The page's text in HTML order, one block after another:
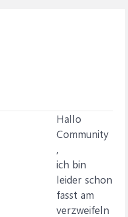
Hallo
Community
,
ich bin
leider schon
fasst am
verzweifeln